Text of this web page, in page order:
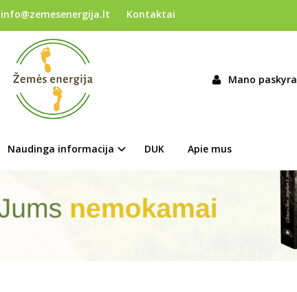
info@zemesenergija.lt Kontaktai
Mano paskyra
Naudinga informacija DUK Apie mus